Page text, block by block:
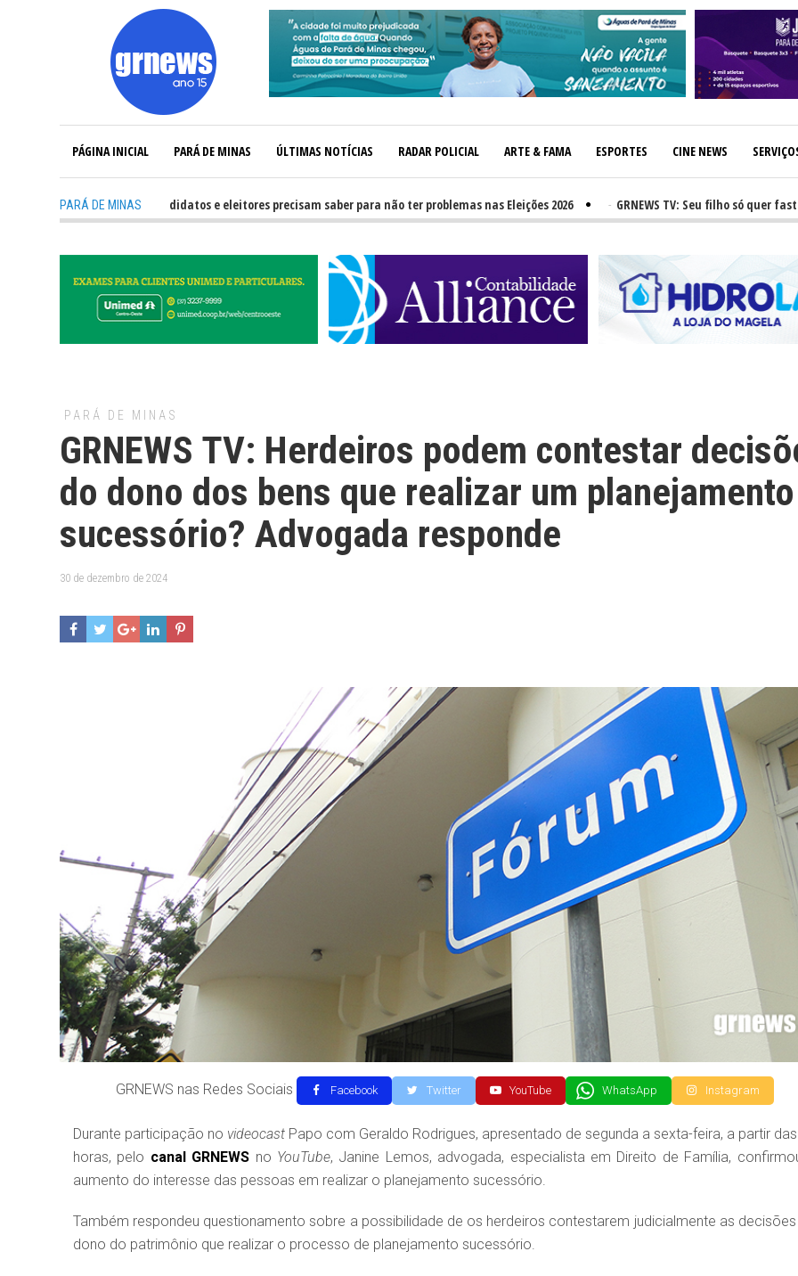
PÁGINA INICIAL PARÁ DE MINAS ÚLTIMAS NOTÍCIAS RADAR POLICIAL ARTE & FAMA ESPORTES CINE NEWS
PARÁ DE MINAS
GRNEWS TV: O que candidatos e eleitores precisam saber para não ter problemas nas Eleições 2026 - GRNEWS TV: Seu filho só quer fast-
PARÁ DE MINAS
GRNEWS TV: Herdeiros podem contestar
do dono dos bens que realizar um planejamento
sucessório? Advogada responde
30 de dezembro de 2024
GRNEWS nas Redes Sociais Facebook Twitter YouTube WhatsApp Instagram
Durante participação no videocast Papo com Geraldo Rodrigues, apresentado de segunda a sexta-feira, a partir
horas, pelo canal GRNEWS no YouTube, Janine Lemos, advogada, especialista em Direito de Família,
aumento do interesse das pessoas em realizar o planejamento sucessório.
Também respondeu questionamento sobre a possibilidade de os herdeiros contestarem judicialmente as
dono do patrimônio que realizar o processo de planejamento sucessório.